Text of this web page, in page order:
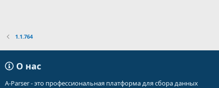
1.1.764
О нас
A-Parser - это профессиональная платформа для сбора данных